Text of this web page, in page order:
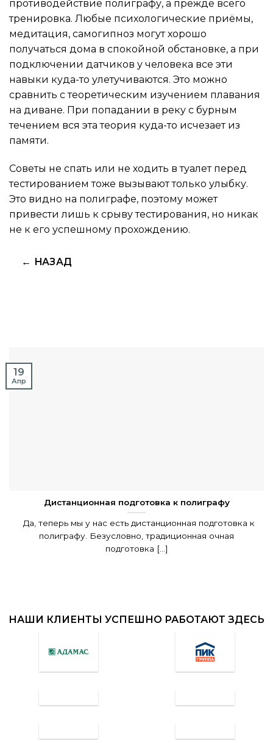
противодействие полиграфу, а прежде всего
тренировка. Любые психологические приёмы,
медитация, самогипноз могут хорошо
получаться дома в спокойной обстановке, а при
подключении датчиков у человека все эти
навыки куда-то улетучиваются. Это можно
сравнить с теоретическим изучением плавания
на диване. При попадании в реку с бурным
течением вся эта теория куда-то исчезает из
памяти.
Советы не спать или не ходить в туалет перед
тестированием тоже вызывают только улыбку.
Это видно на полиграфе, поэтому может
привести лишь к срыву тестирования, но никак
не к его успешному прохождению.
Дистанционная подготовка к полиграфу
Да, теперь мы у нас есть дистанционная подготовка к
полиграфу. Безусловно, традиционная очная
подготовка [...]
19
Апр
НАШИ КЛИЕНТЫ УСПЕШНО РАБОТАЮТ ЗДЕСЬ